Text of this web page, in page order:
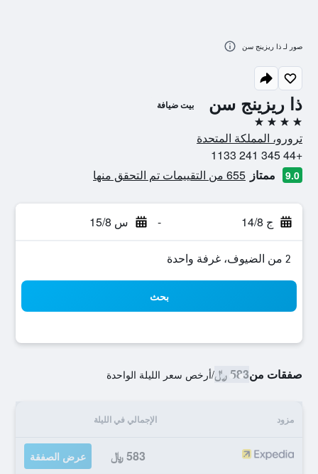
ذا ريزينج سن بيت ضيافة
4 نجوم
ترورو، المملكة المتحدة
+44 345 241 1133
9.0 ممتاز 655 من التقييمات تم التحقق منها
ج 14/8 - س 15/8
2 من الضيوف، غرفة واحدة
بحث
صفقات من583 ﷼ /أرخص سعر الليلة الواحدة
مزود الإجمالي في الليلة
583 ﷼ عرض الصفقة
صور لـ ذا ريزينج سن